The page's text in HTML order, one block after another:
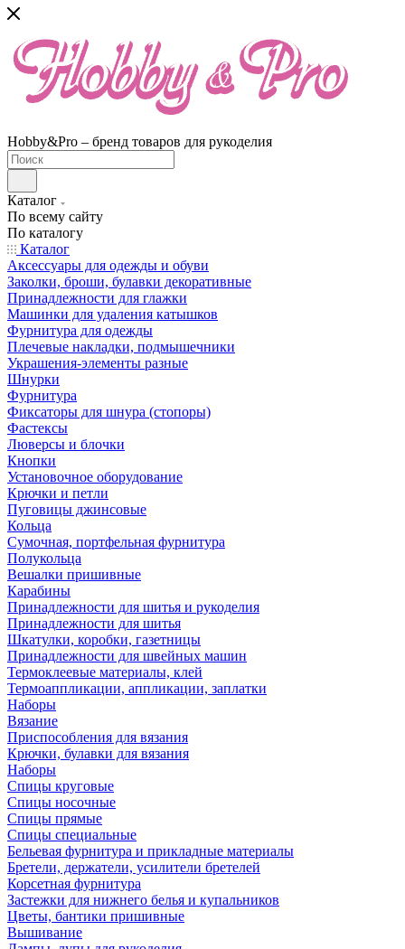
Hobby&Pro – бренд товаров для рукоделия
Каталог
По всему сайту
По каталогу
Каталог
Аксессуары для одежды и обуви
Заколки, броши, булавки декоративные
Принадлежности для глажки
Машинки для удаления катышков
Фурнитура для одежды
Плечевые накладки, подмышечники
Украшения-элементы разные
Шнурки
Фурнитура
Фиксаторы для шнура (стопоры)
Фастексы
Люверсы и блочки
Кнопки
Установочное оборудование
Крючки и петли
Пуговицы джинсовые
Кольца
Сумочная, портфельная фурнитура
Полукольца
Вешалки пришивные
Карабины
Принадлежности для шитья и рукоделия
Принадлежности для шитья
Шкатулки, коробки, газетницы
Принадлежности для швейных машин
Термоклеевые материалы, клей
Термоаппликации, аппликации, заплатки
Наборы
Вязание
Приспособления для вязания
Крючки, булавки для вязания
Наборы
Спицы круговые
Спицы носочные
Спицы прямые
Спицы специальные
Бельевая фурнитура и прикладные материалы
Бретели, держатели, усилители бретелей
Корсетная фурнитура
Застежки для нижнего белья и купальников
Цветы, бантики пришивные
Вышивание